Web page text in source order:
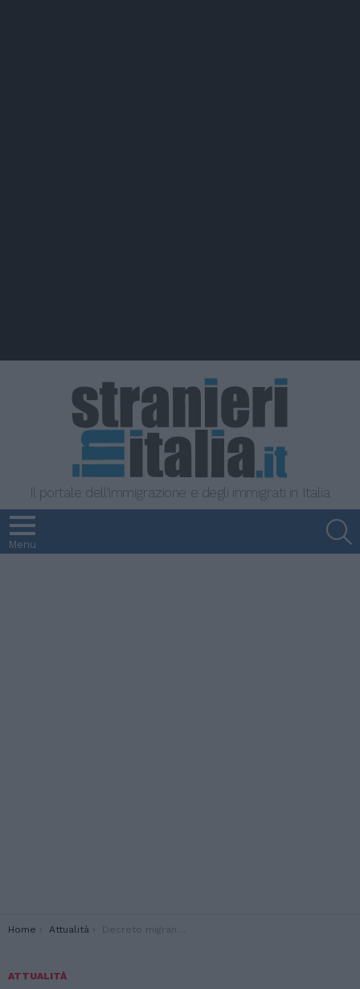
Il portale dell'immigrazione e degli immigrati in Italia
Menu
You are here:
Home Attualità Decreto migranti: la Camera conferma la fiducia con 213 sì
ATTUALITÀ